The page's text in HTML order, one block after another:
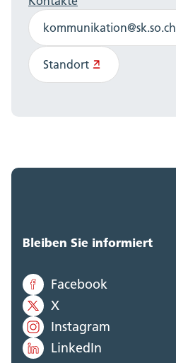
kommunikation@sk.so.ch
Standort
Bleiben Sie informiert
Facebook
X
Instagram
LinkedIn